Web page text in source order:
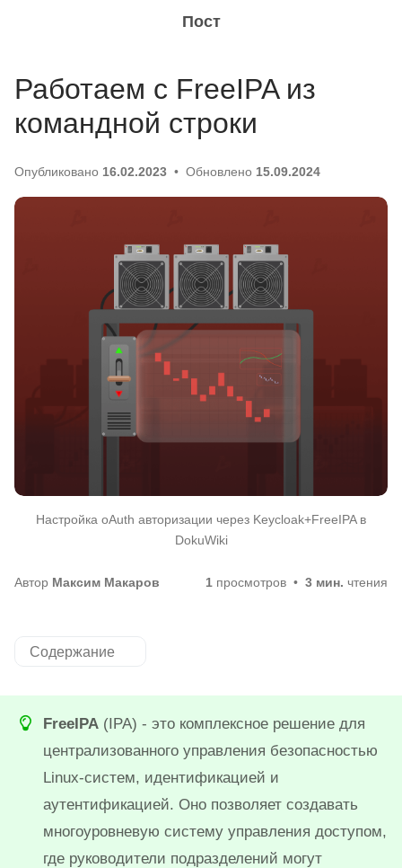
Пост
Работаем с FreeIPA из
командной строки
Опубликовано 16.02.2023 Обновлено 15.09.2024
Настройка oAuth авторизации через Keycloak+FreeIPA в
DokuWiki
Автор Максим Макаров 1 просмотров 3 мин. чтения
Содержание
FreeIPA (IPA) - это комплексное решение для
централизованного управления безопасностью
Linux-систем, идентификацией и
аутентификацией. Оно позволяет создавать
многоуровневую систему управления доступом,
где руководители подразделений могут